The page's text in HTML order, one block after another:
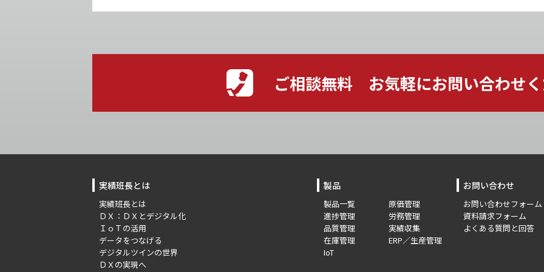
ご相談無料 お気軽にお問い合わせ
実績班長とは
実績班長とは
ＤＸ：ＤＸとデジタル化
ＩｏＴの活用
データをつなげる
デジタルツインの世界
ＤＸの実現へ
製品
製品一覧
進捗管理
品質管理
在庫管理
IoT
原価管理
労務管理
実績収集
ERP／生産管理
お問い合わせ
お問い合わせフォーム
資料請求フォーム
よくある質問と回答